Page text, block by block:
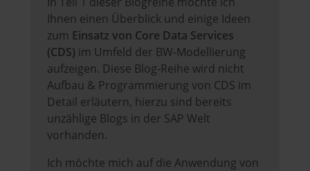
Ihnen einen Überblick und einige Ideen
zum Einsatz von Core Data Services
(CDS) im Umfeld der BW-Modellierung
aufzeigen. Diese Blog-Reihe wird nicht
Aufbau & Programmierung von CDS im
Detail erläutern, hierzu sind bereits
unzählige Blogs in der SAP Welt
vorhanden.
Ich möchte mich auf die Anwendung von